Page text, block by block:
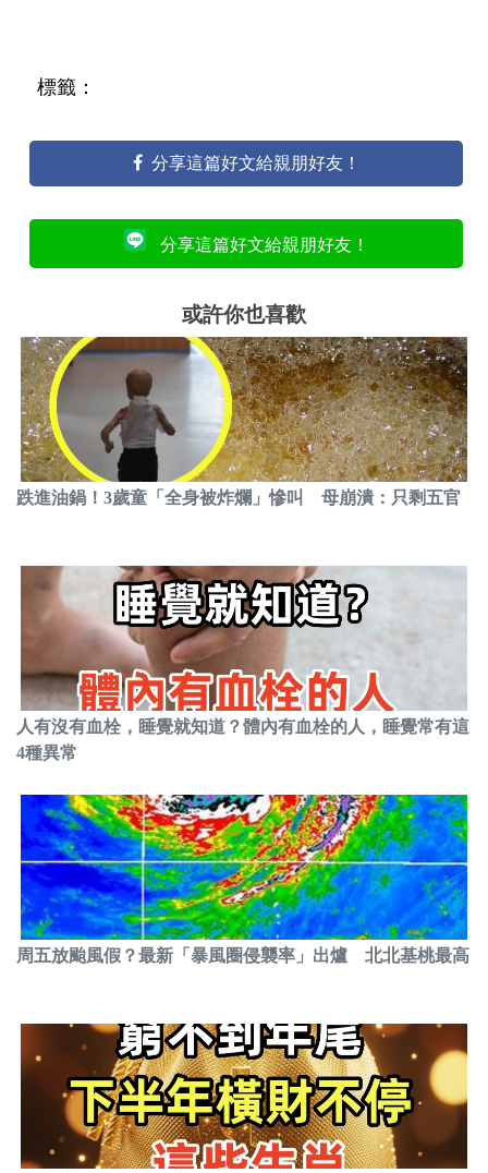
標籤：
分享這篇好文給親朋好友！
分享這篇好文給親朋好友！
或許你也喜歡
跌進油鍋！3歲童「全身被炸爛」慘叫 母崩潰：只剩五官
人有沒有血栓，睡覺就知道？體內有血栓的人，睡覺常有這
4種異常
周五放颱風假？最新「暴風圈侵襲率」出爐 北北基桃最高